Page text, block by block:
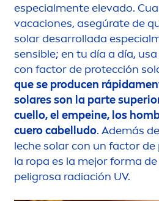
especialmente elevado.
vacaciones, asegúrate de
solar desarrollada especial
sensible; en tu día a día,
con factor de protección
que se producen rápidamen
solares son la parte
cuello, el empeine, los
cuero cabelludo. Además
leche solar con un factor
la ropa es la mejor forma
peligrosa radiación UV.